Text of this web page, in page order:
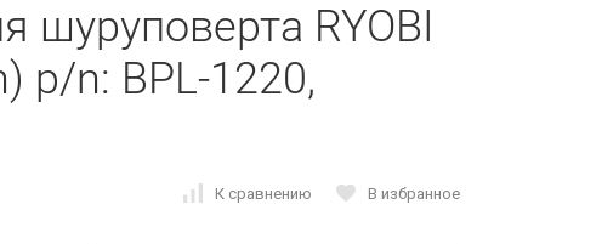
шуруповерта RYOBI
p/n: BPL-1220,
К сравнению В избранное